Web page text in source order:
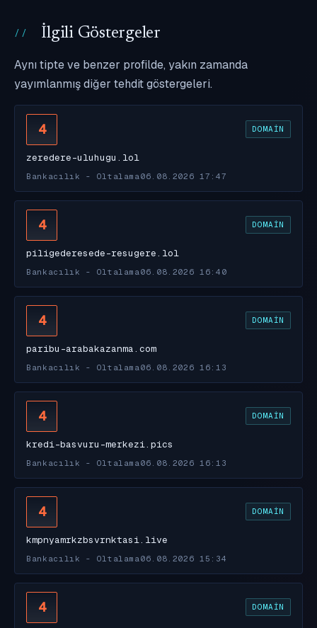
İlgili Göstergeler
Aynı tipte ve benzer profilde, yakın zamanda
yayımlanmış diğer tehdit göstergeleri.
4 DOMAIN
zeredere-uluhugu.lol
Bankacılık - Oltalama 06.08.2026 17:47
4 DOMAIN
piligederesede-resugere.lol
Bankacılık - Oltalama 06.08.2026 16:40
4 DOMAIN
paribu-arabakazanma.com
Bankacılık - Oltalama 06.08.2026 16:13
4 DOMAIN
kredi-basvuru-merkezi.pics
Bankacılık - Oltalama 06.08.2026 16:13
4 DOMAIN
kmpnyamrkzbsvrnktasi.live
Bankacılık - Oltalama 06.08.2026 15:34
4 DOMAIN